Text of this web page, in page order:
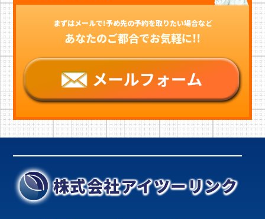
まずはメールで!予め先の予約を取りたい場合など
あなたのご都合でお気軽に!!
株式会社アイツーリンク